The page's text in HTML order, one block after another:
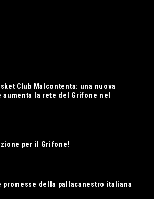
Club Malcontenta: una nuova
la rete del Grifone nel
per il Grifone!
promesse della pallacanestro italiana